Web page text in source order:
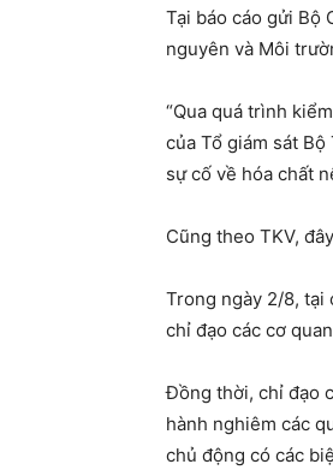
Tại báo cáo gửi Bộ
nguyên và Môi
“Qua quá trình
của Tổ giám sát
sự cố về hóa chất
Cũng theo TKV,
Trong ngày 2/8, tại
chỉ đạo các cơ
Đồng thời, chỉ đạo
hành nghiêm các
chủ động có các